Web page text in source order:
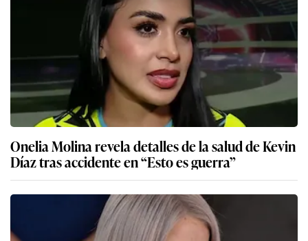
Onelia Molina revela detalles de la salud de Kevin
Díaz tras accidente en “Esto es guerra”